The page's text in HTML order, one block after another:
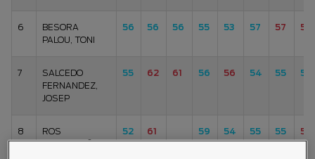
6
BESORA
PALOU, TONI
56 56 56 55 53 57 57 59
7
SALCEDO
FERNANDEZ,
JOSEP
55 62 61 56 56 54 55 55
8
ROS
ARGANDOÑA,
52 61 59 54 55 55 59